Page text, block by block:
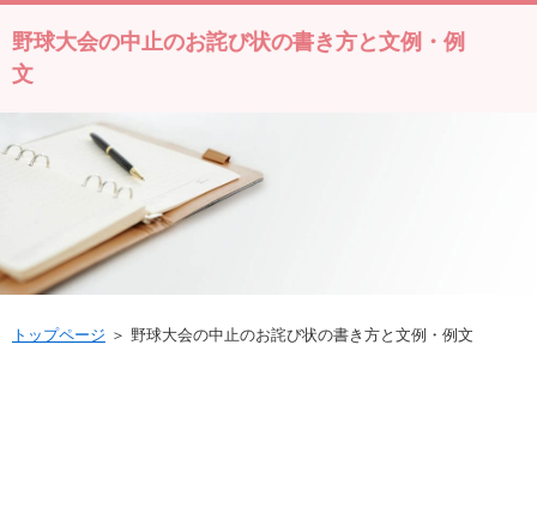
野球大会の中止のお詫び状の書き方と文例・例
文
トップページ ＞ 野球大会の中止のお詫び状の書き方と文例・例文